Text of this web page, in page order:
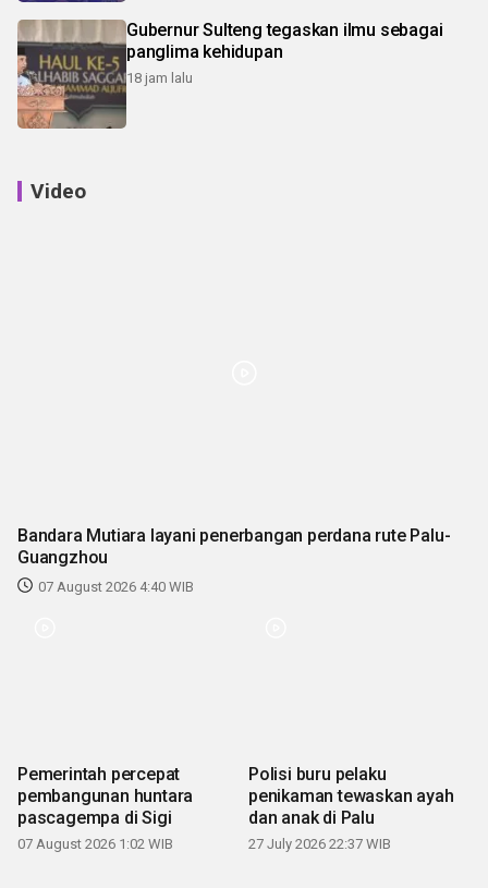
Gubernur Sulteng tegaskan ilmu sebagai
panglima kehidupan
18 jam lalu
Video
Bandara Mutiara layani penerbangan perdana rute Palu-
Guangzhou
07 August 2026 4:40 WIB
Pemerintah percepat
pembangunan huntara
pascagempa di Sigi
07 August 2026 1:02 WIB
Polisi buru pelaku
penikaman tewaskan ayah
dan anak di Palu
27 July 2026 22:37 WIB